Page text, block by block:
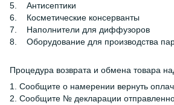
5. Антисептики
6. Косметические консерванты
7. Наполнители для диффузоров
8. Оборудование для производства
Процедура возврата и обмена товара
1. Сообщите о намерении вернуть
2. Сообщите № декларации